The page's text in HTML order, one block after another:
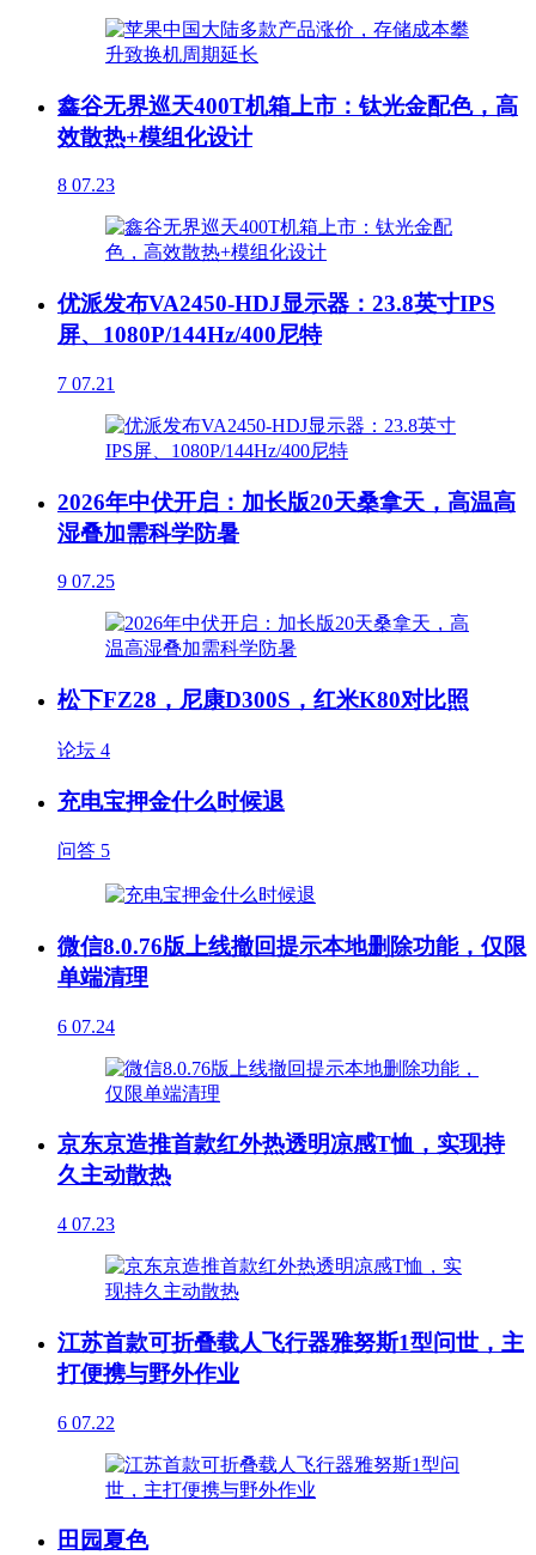
鑫谷无界巡天400T机箱上市：钛光金配色，高
效散热+模组化设计
8 07.23
优派发布VA2450-HDJ显示器：23.8英寸IPS
屏、1080P/144Hz/400尼特
7 07.21
2026年中伏开启：加长版20天桑拿天，高温高
湿叠加需科学防暑
9 07.25
松下FZ28，尼康D300S，红米K80对比照
论坛 4
充电宝押金什么时候退
问答 5
微信8.0.76版上线撤回提示本地删除功能，仅限
单端清理
6 07.24
京东京造推首款红外热透明凉感T恤，实现持
久主动散热
4 07.23
江苏首款可折叠载人飞行器雅努斯1型问世，主
打便携与野外作业
6 07.22
田园夏色